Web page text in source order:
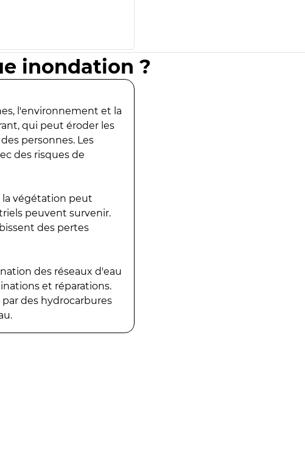
inondation ?
l'environnement et la
qui peut éroder les
personnes. Les
des risques de
la végétation peut
peuvent survenir.
des pertes
des réseaux d'eau
et réparations.
des hydrocarbures